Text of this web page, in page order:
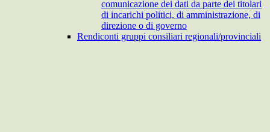
comunicazione dei dati da parte dei titolari
di incarichi politici, di amministrazione, di
direzione o di governo
Rendiconti gruppi consiliari regionali/provinciali